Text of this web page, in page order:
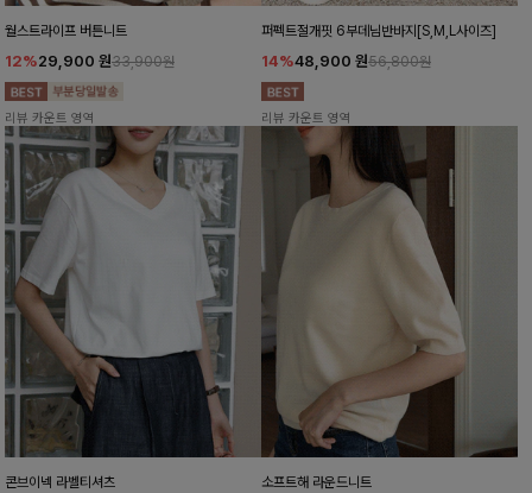
월스트라이프 버튼니트
12%29,900 원33,900원
리뷰 카운트 영역
퍼펙트절개핏 6부데님반바지[S,M,L사이즈]
14%48,900 원56,800원
리뷰 카운트 영역
콘브이넥 라벨티셔츠 소프트해 라운드니트